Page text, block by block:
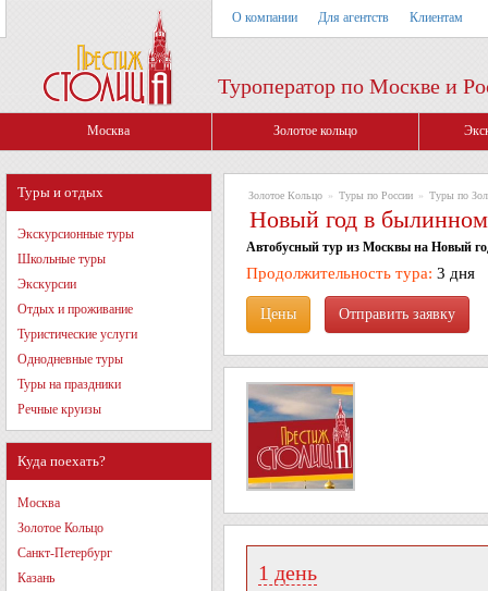
О компании Для агентств Клиентам
Туроператор по Москве и
Москва Золотое кольцо
Туры и отдых
Экскурсионные туры
Школьные туры
Экскурсии
Отдых и проживание
Туристические услуги
Однодневные туры
Туры на праздники
Речные круизы
Куда поехать?
Москва
Золотое Кольцо
Санкт-Петербург
Казань
Золотое Кольцо » Туры по России » Туры по
Новый год в
Автобусный тур из Москвы на Новый
Продолжительность тура: 3 дня
Цены
1 день